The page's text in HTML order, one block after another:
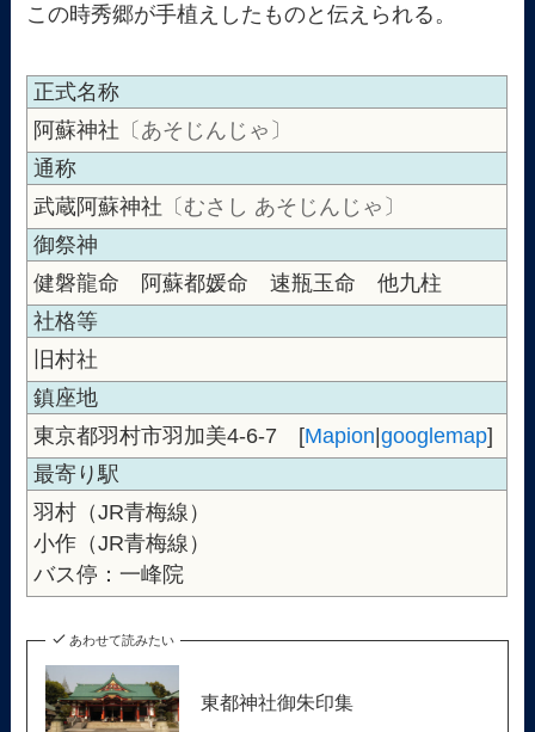
この時秀郷が手植えしたものと伝えられる。
正式名称
阿蘇神社 〔あそじんじゃ〕
通称
武蔵阿蘇神社 〔むさし あそじんじゃ〕
御祭神
健磐龍命 阿蘇都媛命 速瓶玉命 他九柱
社格等
旧村社
鎮座地
東京都羽村市羽加美4-6-7 [Mapion|googlemap]
最寄り駅
羽村（JR青梅線）
小作（JR青梅線）
バス停：一峰院
あわせて読みたい
東都神社御朱印集